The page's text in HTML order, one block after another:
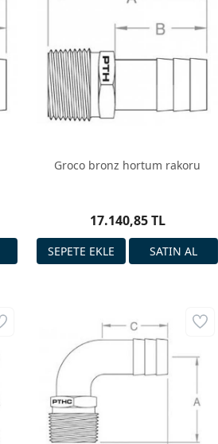
Groco bronz hortum rakoru
17.140,85 TL